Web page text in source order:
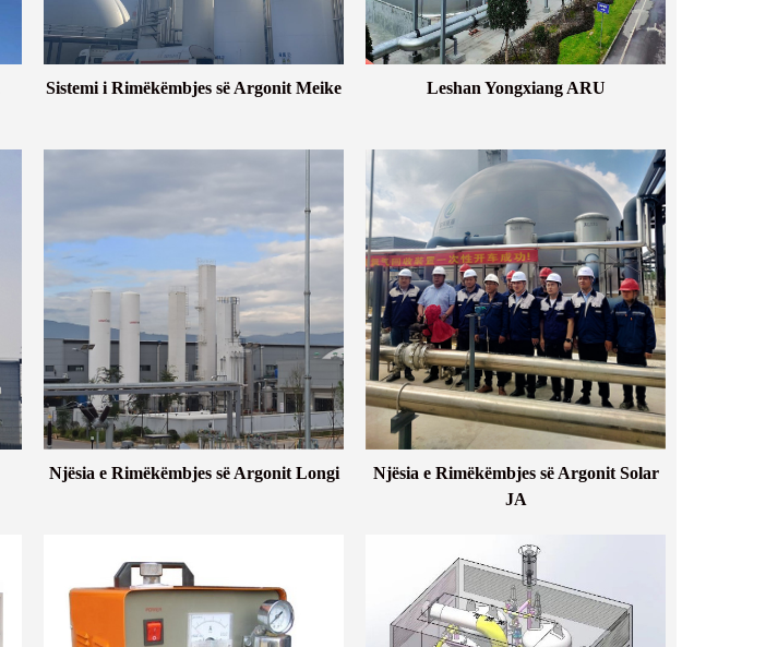
Sistemi i Rimëkëmbjes së Argonit Meike Leshan Yongxiang ARU
Njësia e Rimëkëmbjes së Argonit Longi
Njësia e Rimëkëmbjes së Argonit Solar
JA